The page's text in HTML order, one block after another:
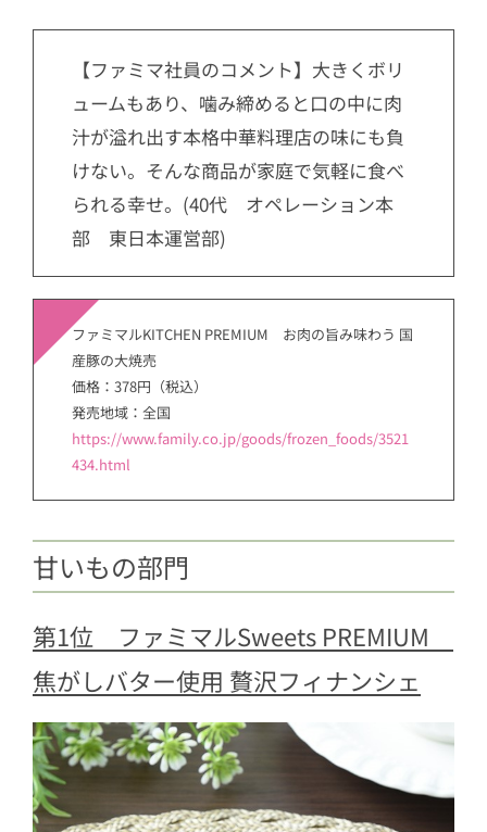
【ファミマ社員のコメント】大きくボリ
ュームもあり、噛み締めると口の中に肉
汁が溢れ出す本格中華料理店の味にも負
けない。そんな商品が家庭で気軽に食べ
られる幸せ。(40代 オペレーション本
部 東日本運営部)
ファミマルKITCHEN PREMIUM お肉の旨み味わう 国
産豚の大焼売
価格：378円（税込）
発売地域：全国
https://www.family.co.jp/goods/frozen_foods/3521
434.html
甘いもの部門
第1位 ファミマルSweets PREMIUM
焦がしバター使用 贅沢フィナンシェ